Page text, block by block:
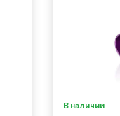
В наличии